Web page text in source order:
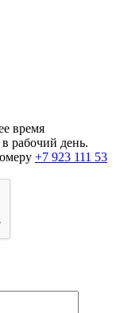
время
рабочий день.
+7 923 111 53